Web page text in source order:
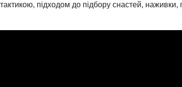
підходом до підбору снастей,